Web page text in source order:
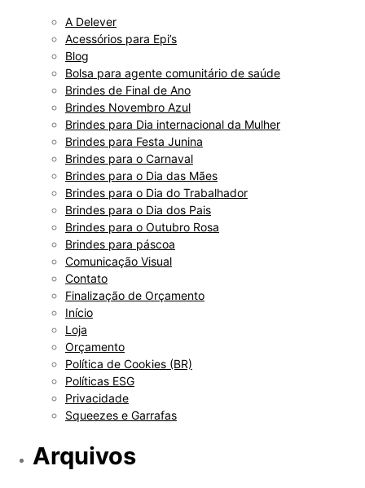
A Delever
Acessórios para Epi’s
Blog
Bolsa para agente comunitário de saúde
Brindes de Final de Ano
Brindes Novembro Azul
Brindes para Dia internacional da Mulher
Brindes para Festa Junina
Brindes para o Carnaval
Brindes para o Dia das Mães
Brindes para o Dia do Trabalhador
Brindes para o Dia dos Pais
Brindes para o Outubro Rosa
Brindes para páscoa
Comunicação Visual
Contato
Finalização de Orçamento
Início
Loja
Orçamento
Política de Cookies (BR)
Políticas ESG
Privacidade
Squeezes e Garrafas
Arquivos